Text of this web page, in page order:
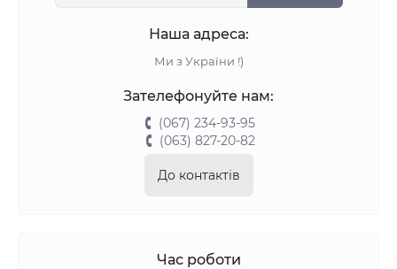
Наша адреса:
Ми з України !)
Зателефонуйте нам:
(067) 234-93-95
(063) 827-20-82
До контактів
Час роботи